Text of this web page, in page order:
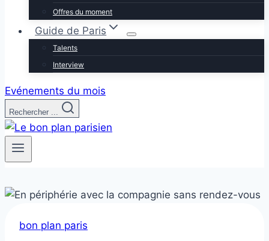
Offres du moment
Guide de Paris
Talents
Interview
Evénements du mois
Rechercher ...
bon plan paris